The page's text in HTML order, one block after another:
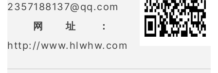
2357188137@qq.com
网址：
http://www.hlwhw.com